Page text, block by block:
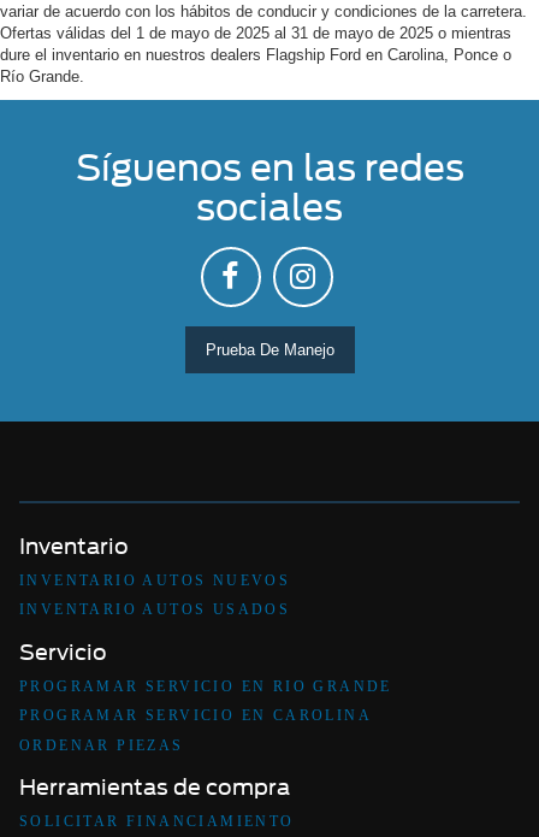
variar de acuerdo con los hábitos de conducir y condiciones de la carretera.
Ofertas válidas del 1 de mayo de 2025 al 31 de mayo de 2025 o mientras
dure el inventario en nuestros dealers Flagship Ford en Carolina, Ponce o
Río Grande.
Síguenos en las redes
sociales
Prueba De Manejo
Inventario
INVENTARIO AUTOS NUEVOS
INVENTARIO AUTOS USADOS
Servicio
PROGRAMAR SERVICIO EN RIO GRANDE
PROGRAMAR SERVICIO EN CAROLINA
ORDENAR PIEZAS
Herramientas de compra
SOLICITAR FINANCIAMIENTO